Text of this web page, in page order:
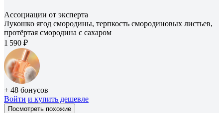
Ассоциации от эксперта
Лукошко ягод смородины, терпкость смородиновых листьев,
протёртая смородина с сахаром
1 590 ₽
+ 48 бонусов
Войти и купить дешевле
Посмотреть похожие